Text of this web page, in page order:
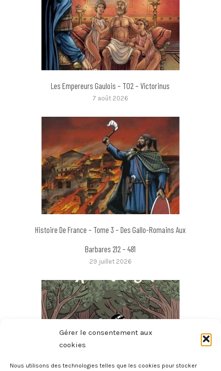
Gérer le consentement aux
cookies
Nous utilisons des technologies telles que les cookies pour stocker
Les Empereurs Gaulois – T02 – Victorinus
7 août 2026
Histoire De France – Tome 3 – Des Gallo-Romains Aux
Barbares 212 – 481
29 juillet 2026